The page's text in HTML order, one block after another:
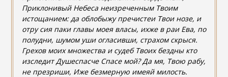
Приклонивый Небеса неизреченным Твоим
истощанием: да облобыжу пречистеи Твои нозе, и
отру сия паки главы моея власы, ихже в раи Ева, по
полудни, шумом уши огласивши, страхом скрыся.
Грехов моих множества и судеб Твоих бездны кто
изследит Душеспасче Спасе мой? Да мя, Твою рабу,
не презриши, Иже безмерную имеяй милость.